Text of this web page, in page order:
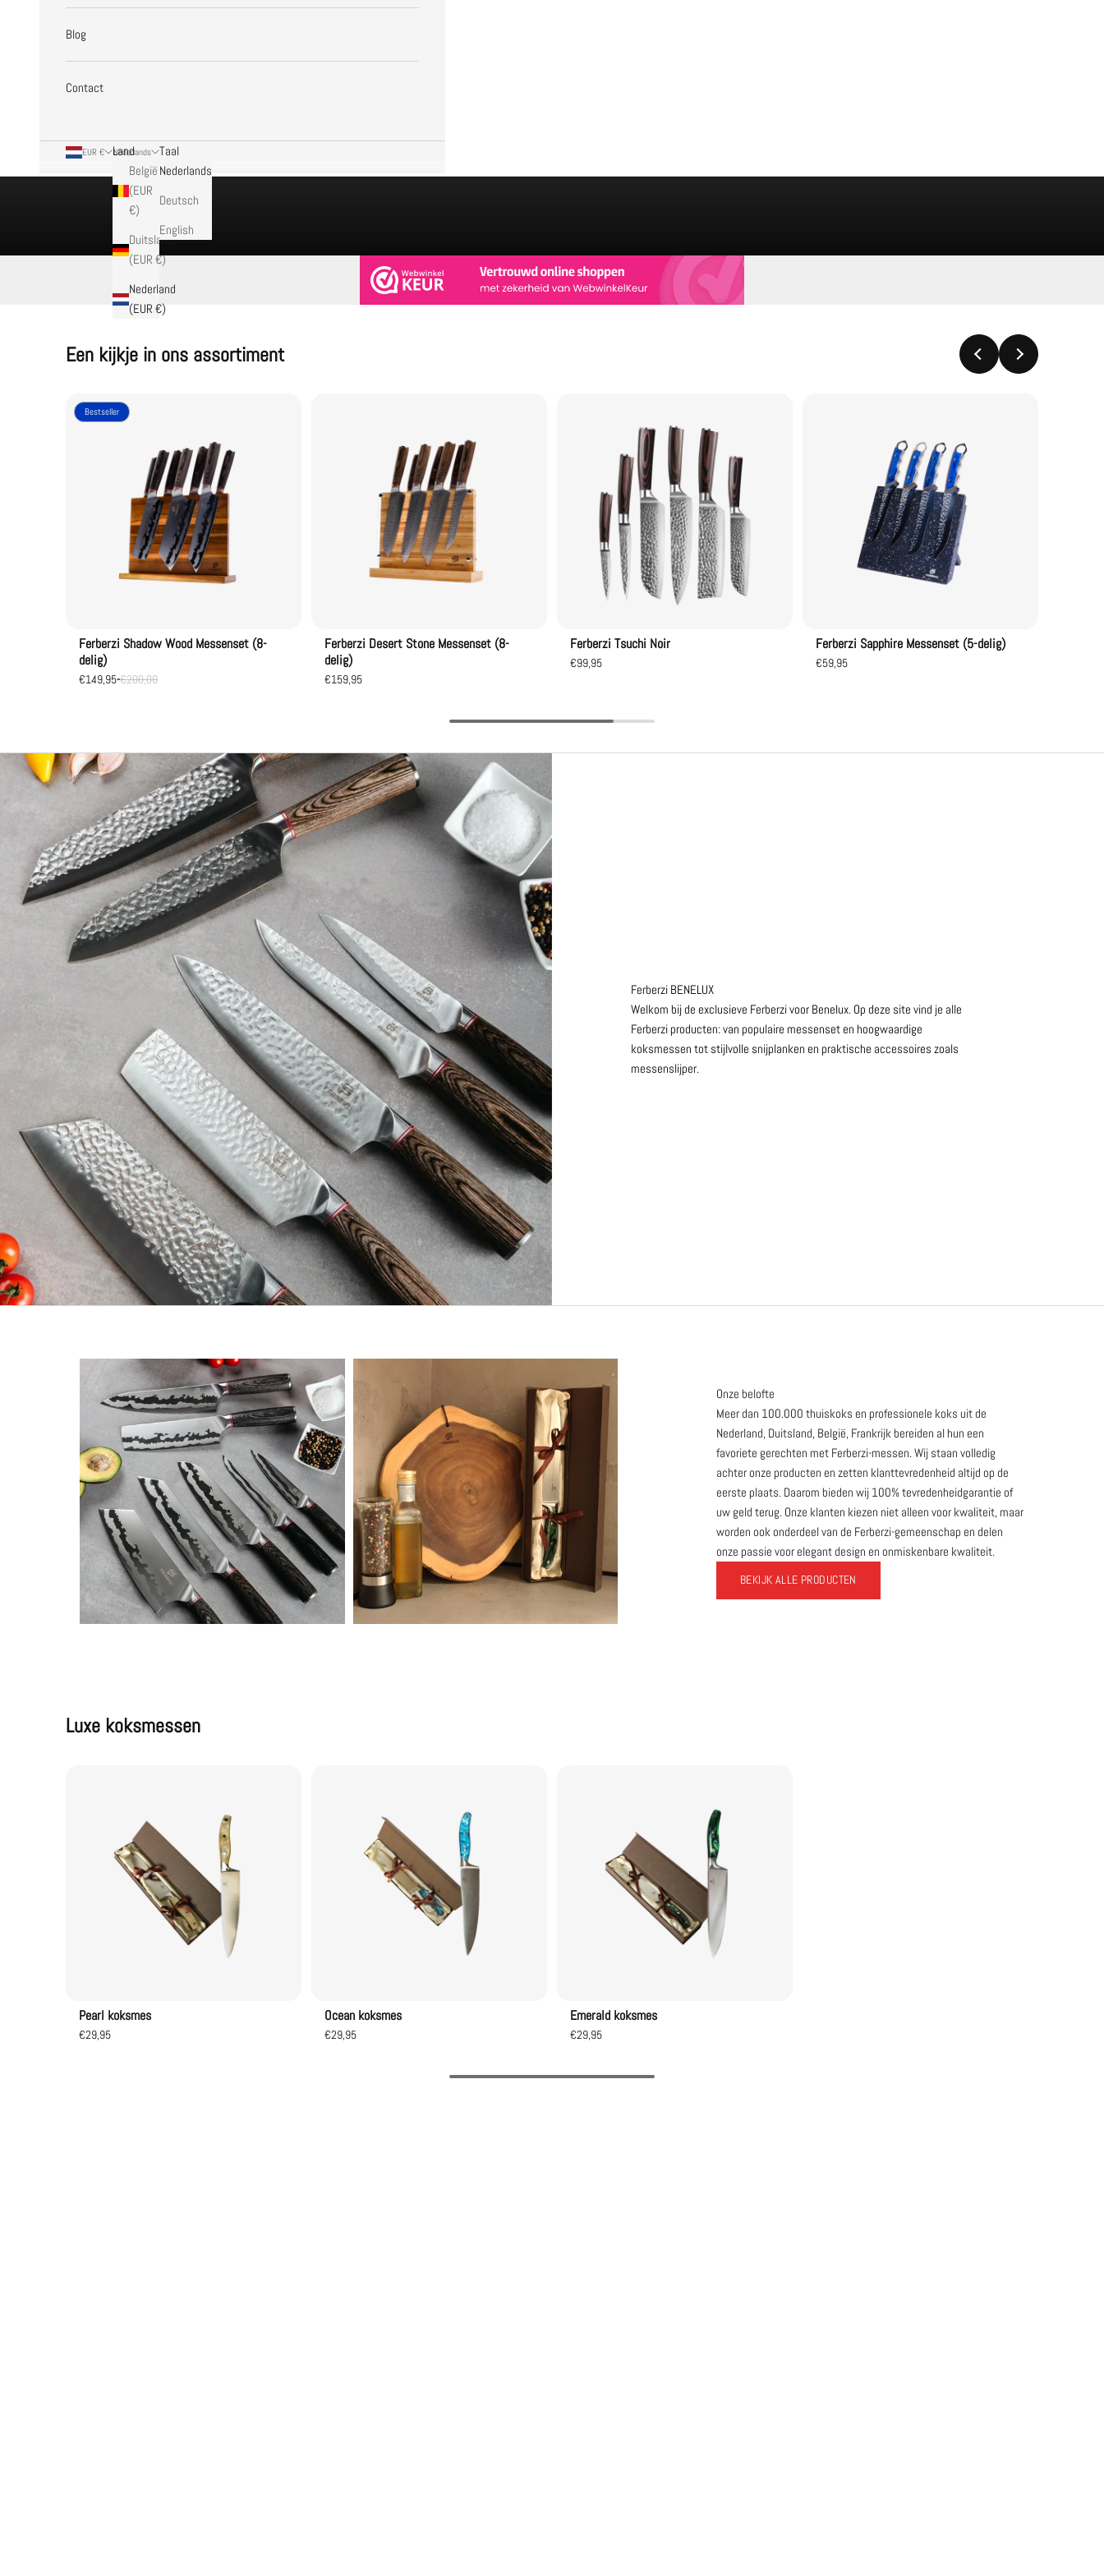
Blog
Contact
EUR €
Land
België
(EUR
€)
Duitsland
(EUR €)
Nederland
(EUR €)
Nederlands
Taal
Nederlands
Deutsch
English
Een kijkje in ons assortiment
Bestseller
Ferberzi Shadow Wood Messenset (8-
delig)
€149,95-€200,00
Ferberzi Desert Stone Messenset (8-
delig)
€159,95
Ferberzi Tsuchi Noir
€99,95
Ferberzi Sapphire Messenset (5-delig)
€59,95
Ferberzi BENELUX
Welkom bij de exclusieve Ferberzi voor Benelux. Op deze site vind je alle
Ferberzi producten: van populaire messenset en hoogwaardige
koksmessen tot stijlvolle snijplanken en praktische accessoires zoals
messenslijper.
Onze belofte
Meer dan 100.000 thuiskoks en professionele koks uit de
Nederland, Duitsland, België, Frankrijk bereiden al hun een
favoriete gerechten met Ferberzi-messen. Wij staan volledig
achter onze producten en zetten klanttevredenheid altijd op de
eerste plaats. Daarom bieden wij 100% tevredenheidgarantie of
uw geld terug. Onze klanten kiezen niet alleen voor kwaliteit, maar
worden ook onderdeel van de Ferberzi-gemeenschap en delen
onze passie voor elegant design en onmiskenbare kwaliteit.
BEKIJK ALLE PRODUCTEN
Luxe koksmessen
Pearl koksmes
€29,95
Ocean koksmes
€29,95
Emerald koksmes
€29,95